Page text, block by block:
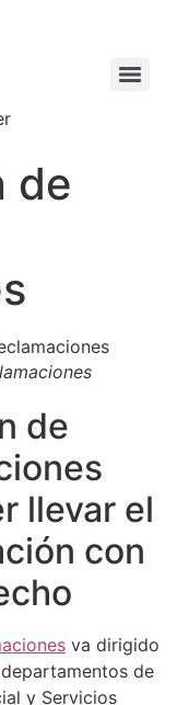
de
de
llevar el
con
va dirigido
de
y Servicios